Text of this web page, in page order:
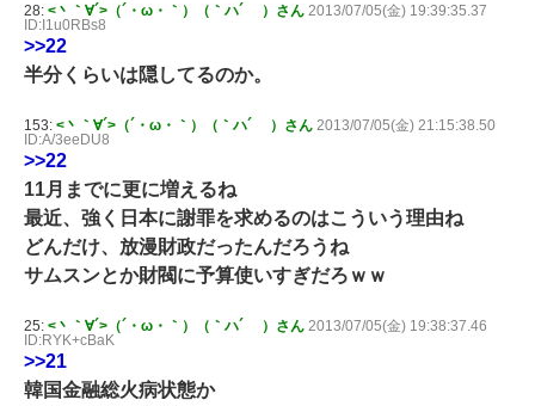
28: <丶｀∀´>（´・ω・｀）（｀ハ´ ）さん 2013/07/05(金) 19:39:35.37
ID:I1u0RBs8
>>22
半分くらいは隠してるのか。
153: <丶｀∀´>（´・ω・｀）（｀ハ´ ）さん 2013/07/05(金) 21:15:38.50
ID:A/3eeDU8
>>22
11月までに更に増えるね
最近、強く日本に謝罪を求めるのはこういう理由ね
どんだけ、放漫財政だったんだろうね
サムスンとか財閥に予算使いすぎだろｗｗ
25: <丶｀∀´>（´・ω・｀）（｀ハ´ ）さん 2013/07/05(金) 19:38:37.46
ID:RYK+cBaK
>>21
韓国金融総火病状態か